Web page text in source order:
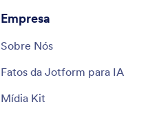
Empresa
Sobre Nós
Fatos da Jotform para IA
Mídia Kit